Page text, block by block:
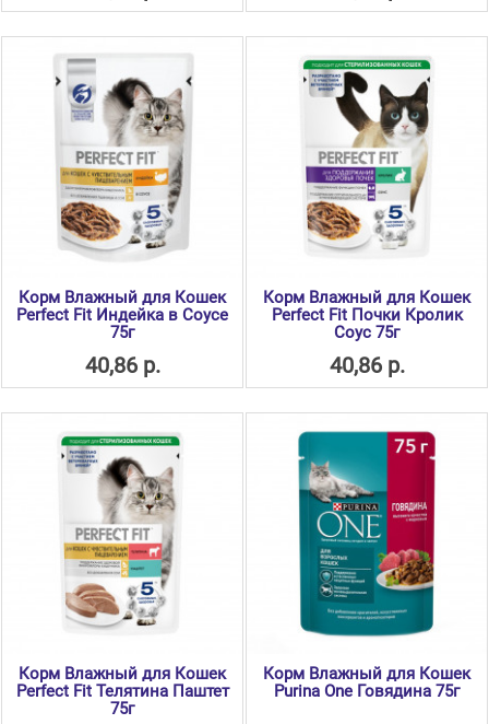
Корм Влажный для Кошек
Perfect Fit Индейка в Соусе
75г
40,86 р.
Корм Влажный для Кошек
Perfect Fit Почки Кролик
Соус 75г
40,86 р.
Корм Влажный для Кошек
Perfect Fit Телятина Паштет
75г
Корм Влажный для Кошек
Purina One Говядина 75г